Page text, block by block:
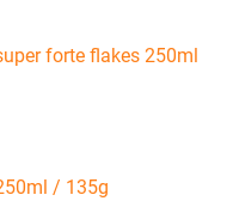
forte flakes 250ml
/ 135g